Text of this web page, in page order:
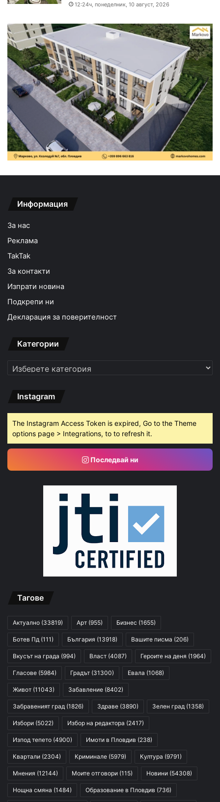
12:24ч, понеделник, 10 август, 2026
Информация
За нас
Реклама
TakTak
За контакти
Изпрати новина
Подкрепи ни
Декларация за поверителност
Категории
Категории
Instagram
The Instagram Access Token is expired, Go to the Theme
options page > Integrations, to to refresh it.
Последвай ни
Тагове
Актуално (33819) Арт (955) Бизнес (1655)
Ботев Пд (111) България (13918) Вашите писма (206)
Вкусът на града (994) Власт (4087) Героите на деня (1964)
Гласове (5984) Градът (31300) Евала (1068)
Живот (11043) Забавление (8402)
Забравеният град (1826) Здраве (3890) Зелен град (1358)
Избори (5022) Избор на редактора (2417)
Изпод тепето (4900) Имоти в Пловдив (238)
Квартали (2304) Криминале (5979) Култура (9791)
Мнения (12144) Моите отговори (115) Новини (54308)
Нощна смяна (1484) Образование в Пловдив (736)